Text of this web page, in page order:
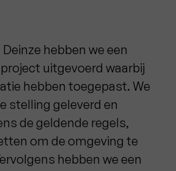
hebben we een
uitgevoerd waarbij
hebben toegepast. We
stelling geleverd en
de geldende regels,
om de omgeving te
hebben we een